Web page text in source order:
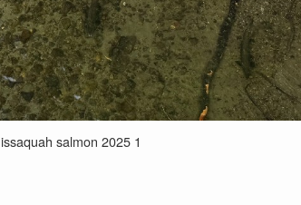
issaquah salmon 2025 1